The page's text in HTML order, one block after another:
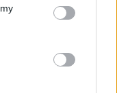
You may click to
third-party tags to
in below Google
Νεκροταφείο
Υποβασταζόμενη η